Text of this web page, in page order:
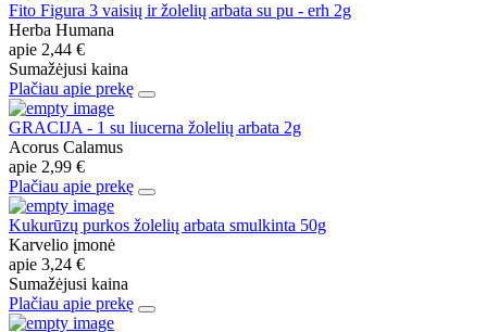
Fito Figura 3 vaisių ir žolelių arbata su pu - erh 2g
Herba Humana
apie 2,44 €
Sumažėjusi kaina
Plačiau apie prekę
GRACIJA - 1 su liucerna žolelių arbata 2g
Acorus Calamus
apie 2,99 €
Plačiau apie prekę
Kukurūzų purkos žolelių arbata smulkinta 50g
Karvelio įmonė
apie 3,24 €
Sumažėjusi kaina
Plačiau apie prekę